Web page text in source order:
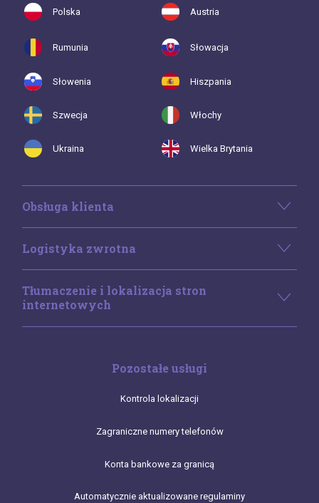
Polska Austria
Rumunia Słowacja
Słowenia Hiszpania
Szwecja Włochy
Ukraina Wielka Brytania
Obsługa klienta
Logistyka zwrotna
Tłumaczenie i lokalizacja stron
internetowych
Pozostałe usługi
Kontrola lokalizacji
Zagraniczne numery telefonów
Konta bankowe za granicą
Automatycznie aktualizowane regulaminy